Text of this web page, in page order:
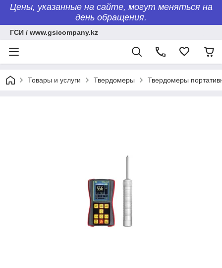
Цены, указанные на сайте, могут меняться на
день обращения.
ГСИ / www.gsicompany.kz
Товары и услуги Твердомеры Твердомеры